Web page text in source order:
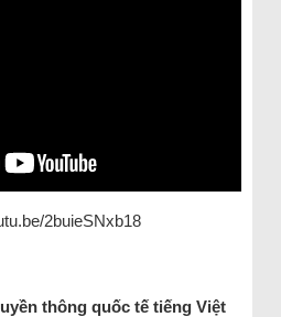
2buieSNxb18
thông quốc tế tiếng Việt